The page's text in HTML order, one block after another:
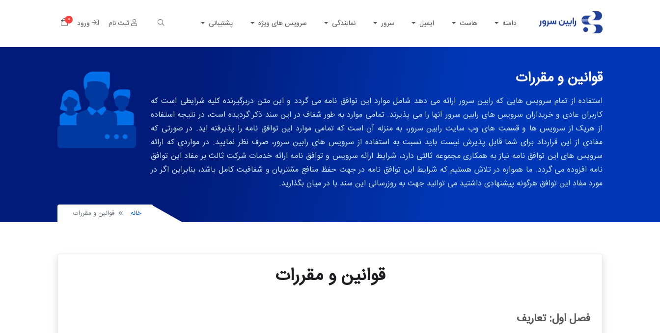
دامنه هاست ایمیل سرور نمایندگی سرویس های ویژه پشتیبانی ثبت نام ورود 0
قوانین و مقررات
استفاده از تمام سرویس هایی که رابین سرور ارائه می دهد شامل موارد این توافق نامه می گردد و این متن دربرگیرنده کلیه شرایطی است که
کاربران عادی و خریداران سرویس های رابین سرور آنها را می پذیرند. تمامی موارد به طور شفاف در این سند ذکر گردیده است، در نتیجه استفاده
از هریک از سرویس ها و قسمت های وب سایت رابین سرور، به منزله آن است که تمامی موارد این توافق نامه را پذیرفته اید. در صورتی که
مفادی از این قرارداد برای شما قابل پذیرش نیست باید نسبت به استفاده از سرویس های رابین سرور، صرف نظر نمایید. در مواردی که ارائه
سرویس های این توافق نامه نیاز به همکاری مجموعه ثالثی دارد، شرایط ارائه سرویس و توافق نامه ارائه خدمات شرکت ثالث بر مفاد این توافق
نامه افزوده می گردد. ما همواره در تلاش هستیم که شرایط این توافق نامه در جهت حفظ منافع مشتریان و شفافیت کامل باشد، بنابراین اگر در
مورد مفاد این توافق هرگونه پیشنهادی داشتید می توانید جهت به روزرسانی این سند با در میان بگذارید.
خانه قوانین و مقررات
قوانین و مقررات
فصل اول: تعاريف